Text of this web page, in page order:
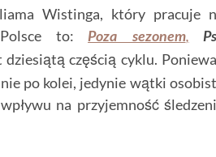
Wistinga, który pracuje
to:
Poza sezonem,
dziesiątą częścią cyklu.
po kolei, jedynie wątki
na przyjemność